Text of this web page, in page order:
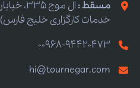
مسقط :
خدمات کارگزاری خلیج فارس)
00968-94420473
hi@tournegar.com